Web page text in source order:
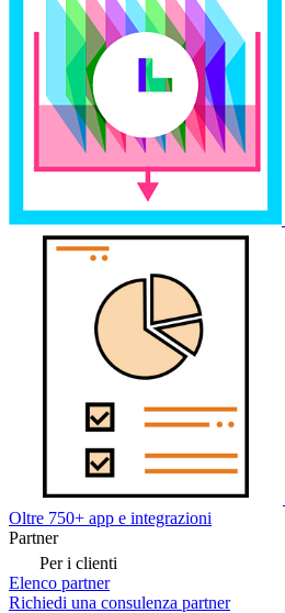
Oltre 750+ app e integrazioni
Partner
Per i clienti
Elenco partner
Richiedi una consulenza partner